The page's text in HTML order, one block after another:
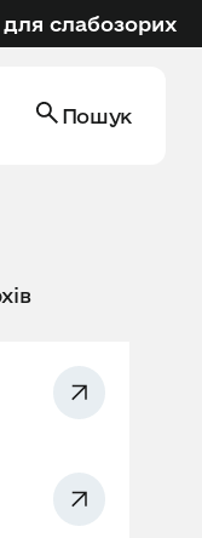
для слабозорих
Пошук